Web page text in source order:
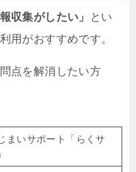
収集がしたい」
とい
用がおすすめです。
点を解消したい方
まいサポート「らくサ